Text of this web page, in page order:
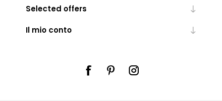
Selected offers
Il mio conto